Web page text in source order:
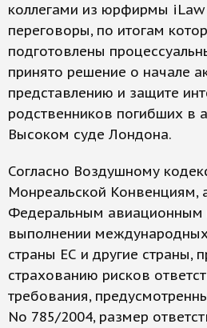
коллегами из юрфирмы iLaw
переговоры, по итогам
подготовлены
принято решение о начале
представлению и защите
родственников погибших в
Высоком суде Лондона.
Согласно Воздушному
Монреальской Конвенциям,
Федеральным авиационным
выполнении
страны ЕС и другие страны,
страхованию рисков
требования,
No 785/2004, размер